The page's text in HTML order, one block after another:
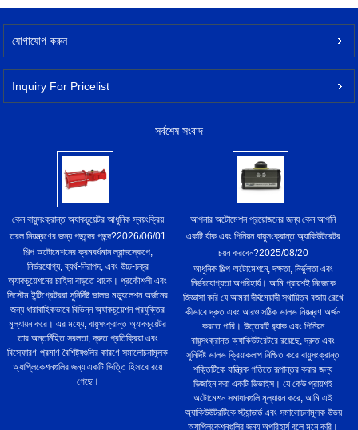
যোগাযোগ করুন
Inquiry For Pricelist
সর্বশেষ সংবাদ
কেন বায়ুসংক্রান্ত অ্যাকচুয়েটর আধুনিক স্বয়ংক্রিয়
তরল নিয়ন্ত্রণের জন্য পছন্দের পছন্দ?2026/06/01
শিল্প অটোমেশনের ক্রমবর্ধমান ল্যান্ডস্কেপে,
নির্ভরযোগ্য, ব্যর্থ-নিরাপদ, এবং উচ্চ-চক্র
অ্যাকচুয়েশনের চাহিদা বাড়তে থাকে। প্রকৌশলী এবং
সিস্টেম ইন্টিগ্রেটররা সুনির্দিষ্ট ভালভ মড্যুলেশন অর্জনের
জন্য ধারাবাহিকভাবে বিভিন্ন অ্যাকচুয়েশন প্রযুক্তির
মূল্যায়ন করে। এর মধ্যে, বায়ুসংক্রান্ত অ্যাকচুয়েটর
তার অন্তর্নিহিত সরলতা, দ্রুত প্রতিক্রিয়া এবং
বিস্ফোরণ-প্রমাণ বৈশিষ্ট্যগুলির কারণে সমালোচনামূলক
অ্যাপ্লিকেশনগুলির জন্য একটি ভিত্তি হিসাবে রয়ে
গেছে।
আপনার অটোমেশন প্রয়োজনের জন্য কেন আপনি
একটি র্যাক এবং পিনিয়ন বায়ুসংক্রান্ত অ্যাকিউটরেটর
চয়ন করবেন?2025/08/20
আধুনিক শিল্প অটোমেশনে, দক্ষতা, নির্ভুলতা এবং
নির্ভরযোগ্যতা অপরিহার্য। আমি প্রায়শই নিজেকে
জিজ্ঞাসা করি যে আমরা দীর্ঘমেয়াদী স্থায়িত্ব বজায় রেখে
কীভাবে দ্রুত এবং আরও সঠিক ভালভ নিয়ন্ত্রণ অর্জন
করতে পারি। উত্তরটি র‌্যাক এবং পিনিয়ন
বায়ুসংক্রান্ত অ্যাকিউটরেটরে রয়েছে, দ্রুত এবং
সুনির্দিষ্ট ভালভ ক্রিয়াকলাপ নিশ্চিত করে বায়ুসংক্রান্ত
শক্তিটিকে যান্ত্রিক গতিতে রূপান্তর করার জন্য
ডিজাইন করা একটি ডিভাইস। যে কেউ প্রায়শই
অটোমেশন সমাধানগুলি মূল্যায়ন করে, আমি এই
অ্যাকিউউটরটিকে স্ট্যান্ডার্ড এবং সমালোচনামূলক উভয়
অ্যাপ্লিকেশনগুলির জন্য অপরিহার্য বলে মনে করি।